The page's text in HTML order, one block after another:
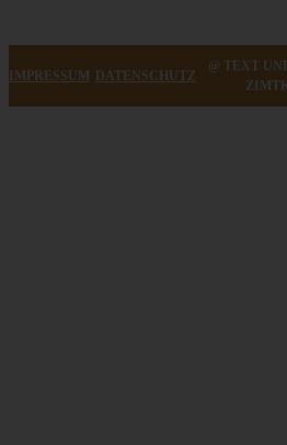
IMPRESSUM DATENSCHUTZ
@ TEXT